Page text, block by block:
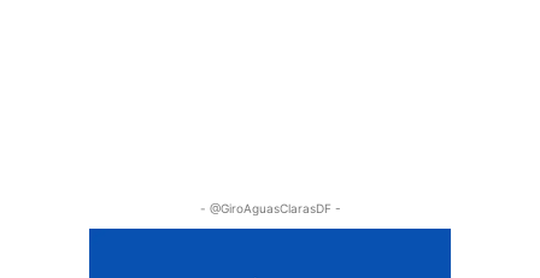
- @GiroAguasClarasDF -